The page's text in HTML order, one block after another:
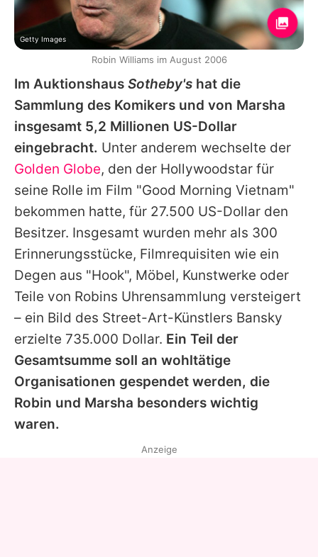
Im Auktionshaus Sotheby's hat die
Sammlung des Komikers und von Marsha
insgesamt 5,2 Millionen US-Dollar
eingebracht. Unter anderem wechselte der
Golden Globe, den der Hollywoodstar für
seine Rolle im Film "Good Morning Vietnam"
bekommen hatte, für 27.500 US-Dollar den
Besitzer. Insgesamt wurden mehr als 300
Erinnerungsstücke, Filmrequisiten wie ein
Degen aus "Hook", Möbel, Kunstwerke oder
Teile von Robins Uhrensammlung versteigert
– ein Bild des Street-Art-Künstlers Bansky
erzielte 735.000 Dollar. Ein Teil der
Gesamtsumme soll an wohltätige
Organisationen gespendet werden, die
Robin und Marsha besonders wichtig
waren.
Getty Images
Robin Williams im August 2006
Anzeige